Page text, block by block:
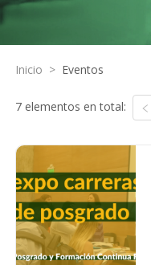
Inicio > Eventos
7 elementos en total: